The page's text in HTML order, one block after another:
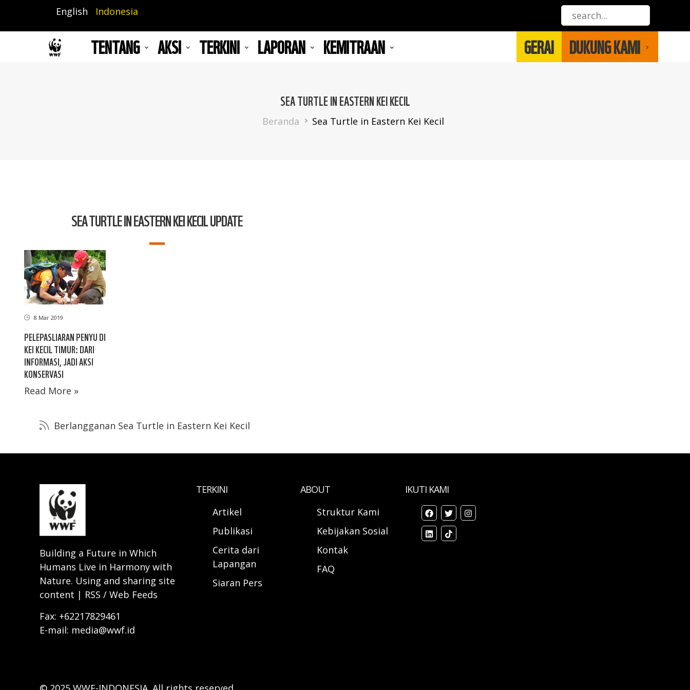
isi
English Indonesia
TENTANG AKSI TERKINI LAPORAN KEMITRAAN GERAI DUKUNG KAMI
SEA TURTLE IN EASTERN KEI KECIL
Breadcrumb
Beranda Sea Turtle in Eastern Kei Kecil
SEA TURTLE IN EASTERN KEI KECIL UPDATE
8 Mar 2019
PELEPASLIARAN PENYU DI
KEI KECIL TIMUR: DARI
INFORMASI, JADI AKSI
KONSERVASI
Read More »
Berlangganan Sea Turtle in Eastern Kei Kecil
Building a Future in Which
Humans Live in Harmony with
Nature. Using and sharing site
content | RSS / Web Feeds
Fax: +62217829461
E-mail: media@wwf.id
TERKINI
Artikel
Publikasi
Cerita dari
Lapangan
Siaran Pers
ABOUT
Struktur Kami
Kebijakan Sosial
Kontak
FAQ
IKUTI KAMI